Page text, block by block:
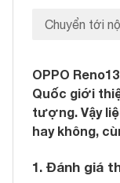
Chuyển tới
OPPO
Quốc giới
tượng. Vậy
hay không,
1. Đánh giá